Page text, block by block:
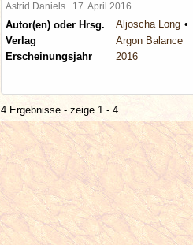
Astrid Daniels 17. April 2016
Autor(en) oder Hrsg. Aljoscha Long
Verlag
Argon Balance
Erscheinungsjahr
2016
4 Ergebnisse - zeige 1 - 4